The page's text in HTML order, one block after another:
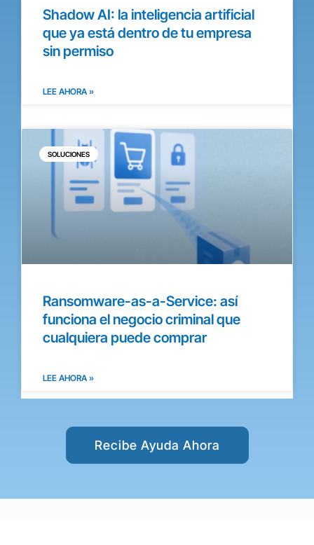
Shadow AI: la inteligencia artificial
que ya está dentro de tu empresa
sin permiso
LEE AHORA »
SOLUCIONES
Ransomware-as-a-Service: así
funciona el negocio criminal que
cualquiera puede comprar
LEE AHORA »
Recibe Ayuda Ahora